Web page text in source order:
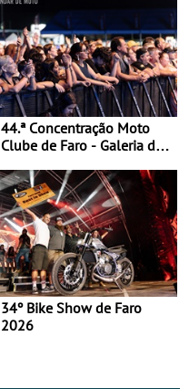
44.ª Concentração Moto
Clube de Faro - Galeria de
34º Bike Show de Faro
2026